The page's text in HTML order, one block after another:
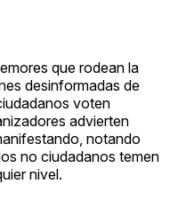
que rodean la
desinformadas de
voten
advierten
notando
no ciudadanos temen
nivel.